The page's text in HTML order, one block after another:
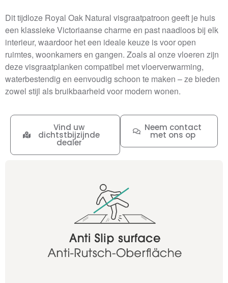
Dit tijdloze Royal Oak Natural visgraatpatroon geeft je huis
een klassieke Victoriaanse charme en past naadloos bij elk
interieur, waardoor het een ideale keuze is voor open
ruimtes, woonkamers en gangen. Zoals al onze vloeren zijn
deze visgraatplanken compatibel met vloerverwarming,
waterbestendig en eenvoudig schoon te maken – ze bieden
zowel stijl als bruikbaarheid voor modern wonen.
Neem contact
met ons op
Vind uw
dichtstbijzijnde
dealer